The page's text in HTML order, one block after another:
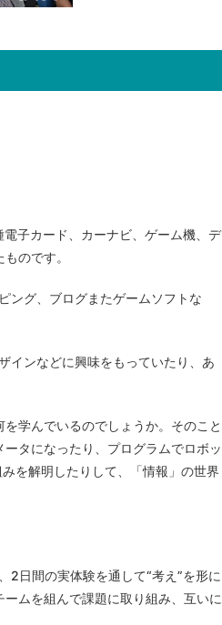
子カード、カーナビ、ゲーム機、デ
ものです。
ング、ブログまたゲームソフトな
インなどに興味をもっていたり、あ
学んでいるのでしょうか。そのこと
タになったり、プログラムでロボッ
を解明したりして、「情報」の世界
2日間の実体験を通して“考え”を形に
ムを組んで課題に取り組み、互いに